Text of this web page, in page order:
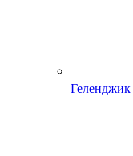
Геленджик